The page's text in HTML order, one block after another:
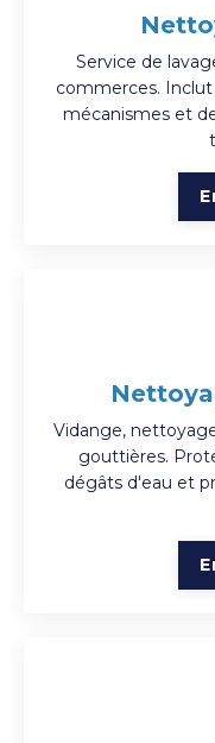
Service de
commerces.
mécanismes et
Vidange,
gouttières.
dégâts d'eau et